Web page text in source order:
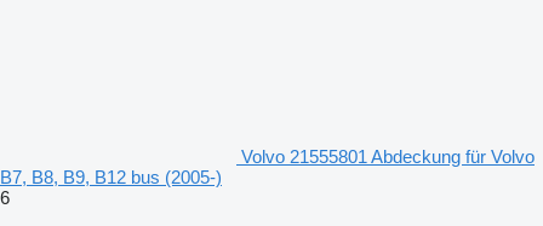
Volvo 21555801 Abdeckung für Volvo
B7, B8, B9, B12 bus (2005-)
6